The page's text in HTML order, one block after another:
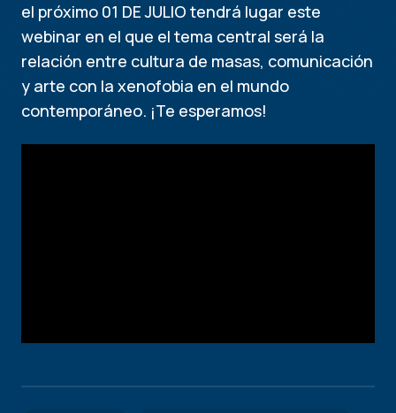
el próximo 01 DE JULIO tendrá lugar este
webinar en el que el tema central será la
relación entre cultura de masas, comunicación
y arte con la xenofobia en el mundo
contemporáneo. ¡Te esperamos!